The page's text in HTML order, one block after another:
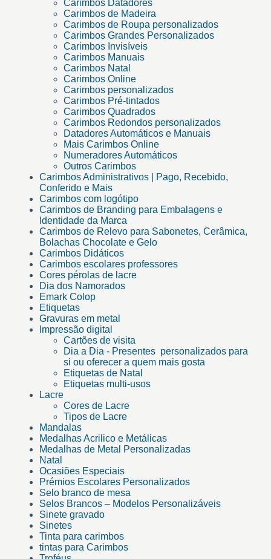
Carimbos Datadores
Carimbos de Madeira
Carimbos de Roupa personalizados
Carimbos Grandes Personalizados
Carimbos Invisíveis
Carimbos Manuais
Carimbos Natal
Carimbos Online
Carimbos personalizados
Carimbos Pré-tintados
Carimbos Quadrados
Carimbos Redondos personalizados
Datadores Automáticos e Manuais
Mais Carimbos Online
Numeradores Automáticos
Outros Carimbos
Carimbos Administrativos | Pago, Recebido,
Conferido e Mais
Carimbos com logótipo
Carimbos de Branding para Embalagens e
Identidade da Marca
Carimbos de Relevo para Sabonetes, Cerâmica,
Bolachas Chocolate e Gelo
Carimbos Didáticos
Carimbos escolares professores
Cores pérolas de lacre
Dia dos Namorados
Emark Colop
Etiquetas
Gravuras em metal
Impressão digital
Cartões de visita
Dia a Dia - Presentes personalizados para
si ou oferecer a quem mais gosta
Etiquetas de Natal
Etiquetas multi-usos
Lacre
Cores de Lacre
Tipos de Lacre
Mandalas
Medalhas Acrilico e Metálicas
Medalhas de Metal Personalizadas
Natal
Ocasiões Especiais
Prémios Escolares Personalizados
Selo branco de mesa
Selos Brancos – Modelos Personalizáveis
Sinete gravado
Sinetes
Tinta para carimbos
tintas para Carimbos